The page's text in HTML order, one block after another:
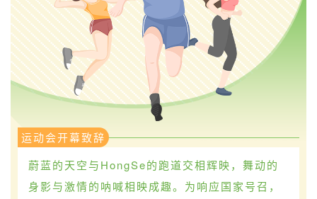
运动会开幕致辞
蔚蓝的天空与HongSe的跑道交相辉映，舞动的
身影与激情的呐喊相映成趣。为响应国家号召，